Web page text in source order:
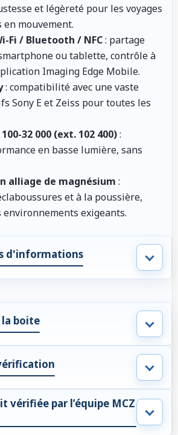
et légèreté pour les voyages
mouvement.
Fi / Bluetooth / NFC: partage
ou tablette, contrôle à
Imaging Edge Mobile.
: compatibilité avec une vaste
Sony E et Zeiss pour toutes les
32 000 (ext. 102 400):
en basse lumière, sans
alliage de magnésium :
et à la poussière,
environnements exigeants.
d'informations
boite
vérifiée par l’équipe MCZ